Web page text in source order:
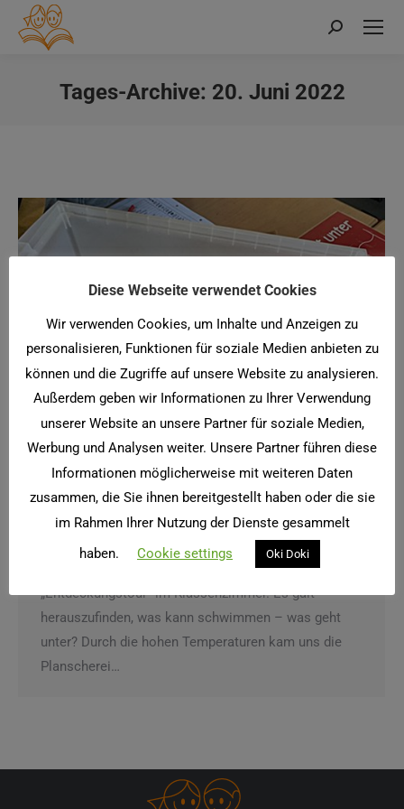
Search:
Tages-Archive: 20. Juni 2022
Schwimmen und Sinken…
In der letzten Woche machte sich die 1a auf
„Entdeckungstour“ im Klassenzimmer. Es galt
herauszufinden, was kann schwimmen – was geht
unter? Durch die hohen Temperaturen kam uns die
Planscherei…
Diese Webseite verwendet Cookies
Wir verwenden Cookies, um Inhalte und Anzeigen zu
personalisieren, Funktionen für soziale Medien anbieten zu
können und die Zugriffe auf unsere Website zu analysieren.
Außerdem geben wir Informationen zu Ihrer Verwendung
unserer Website an unsere Partner für soziale Medien,
Werbung und Analysen weiter. Unsere Partner führen diese
Informationen möglicherweise mit weiteren Daten
zusammen, die Sie ihnen bereitgestellt haben oder die sie
im Rahmen Ihrer Nutzung der Dienste gesammelt
haben.
Cookie settings Oki Doki